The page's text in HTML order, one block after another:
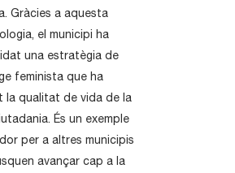
Gràcies a aquesta
el municipi ha
una estratègia de
feminista que ha
la qualitat de vida de la
És un exemple
per a altres municipis
avançar cap a la